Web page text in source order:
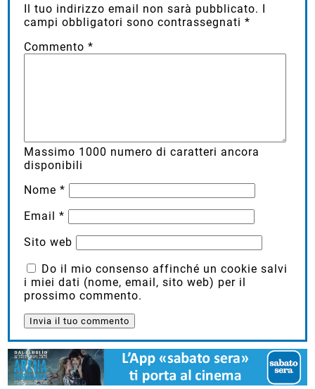
Il tuo indirizzo email non sarà pubblicato. I
campi obbligatori sono contrassegnati*
Commento*
Massimo 1000 numero di caratteri ancora
disponibili
Nome*
Email*
Sito web
Do il mio consenso affinché un cookie salvi
i miei dati (nome, email, sito web) per il
prossimo commento.